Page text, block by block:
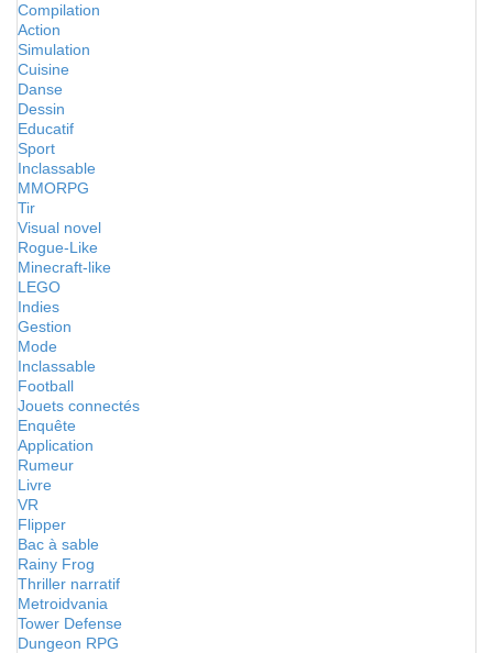
Compilation
Action
Simulation
Cuisine
Danse
Dessin
Educatif
Sport
Inclassable
MMORPG
Tir
Visual novel
Rogue-Like
Minecraft-like
LEGO
Indies
Gestion
Mode
Inclassable
Football
Jouets connectés
Enquête
Application
Rumeur
Livre
VR
Flipper
Bac à sable
Rainy Frog
Thriller narratif
Metroidvania
Tower Defense
Dungeon RPG